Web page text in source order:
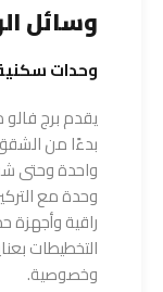
وسائل
وحدات
يقدم برج
بدءًا من
واحدة وحتى
وحدة مع
راقية وأجهزة
التخطيطات
وخصوصية.